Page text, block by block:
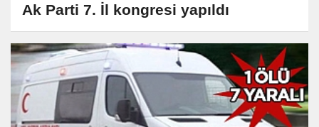
Ak Parti 7. İl kongresi yapıldı